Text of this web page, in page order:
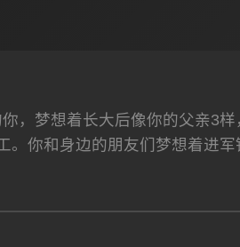
，梦想着长大后像你的父亲3
。你和身边的朋友们梦想着进